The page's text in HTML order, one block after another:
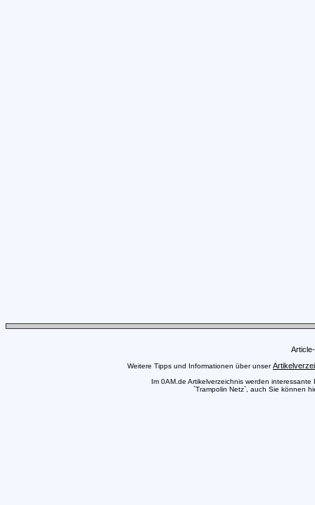
Weitere Tipps und Informationen über unser
Im 0AM.de Artikelverzeichnis werden
`Trampolin Netz`, auch Sie können